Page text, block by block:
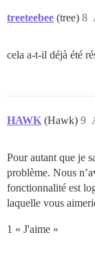
treeteebee (tree) 8
cela a-t-il déjà été
HAWK (Hawk) 9
Pour autant que je
problème. Nous
fonctionnalité est
laquelle vous
1 « J'aime »